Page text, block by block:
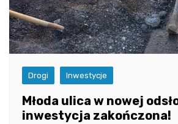
Drogi Inwestycje
Młoda ulica w nowej
inwestycja zakończona!